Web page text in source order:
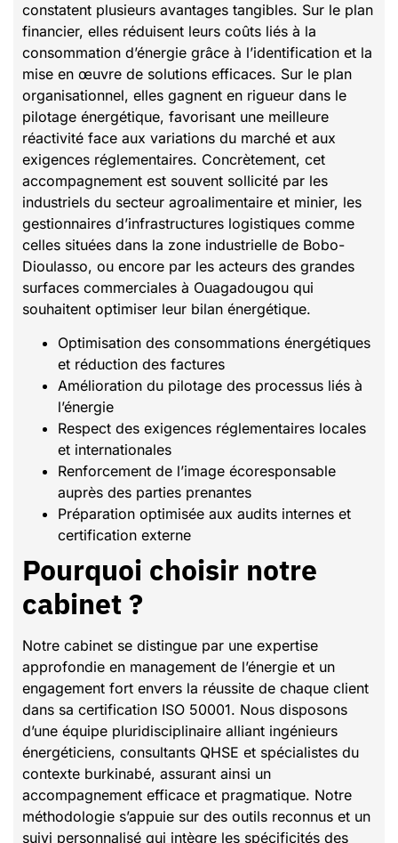
constatent plusieurs avantages tangibles. Sur le plan
financier, elles réduisent leurs coûts liés à la
consommation d’énergie grâce à l’identification et la
mise en œuvre de solutions efficaces. Sur le plan
organisationnel, elles gagnent en rigueur dans le
pilotage énergétique, favorisant une meilleure
réactivité face aux variations du marché et aux
exigences réglementaires. Concrètement, cet
accompagnement est souvent sollicité par les
industriels du secteur agroalimentaire et minier, les
gestionnaires d’infrastructures logistiques comme
celles situées dans la zone industrielle de Bobo-
Dioulasso, ou encore par les acteurs des grandes
surfaces commerciales à Ouagadougou qui
souhaitent optimiser leur bilan énergétique.
Optimisation des consommations énergétiques
et réduction des factures
Amélioration du pilotage des processus liés à
l’énergie
Respect des exigences réglementaires locales
et internationales
Renforcement de l’image écoresponsable
auprès des parties prenantes
Préparation optimisée aux audits internes et
certification externe
Pourquoi choisir notre
cabinet ?
Notre cabinet se distingue par une expertise
approfondie en management de l’énergie et un
engagement fort envers la réussite de chaque client
dans sa certification ISO 50001. Nous disposons
d’une équipe pluridisciplinaire alliant ingénieurs
énergéticiens, consultants QHSE et spécialistes du
contexte burkinabé, assurant ainsi un
accompagnement efficace et pragmatique. Notre
méthodologie s’appuie sur des outils reconnus et un
suivi personnalisé qui intègre les spécificités des